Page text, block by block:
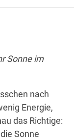
Sonne im
nach
Energie,
das Richtige:
Sonne